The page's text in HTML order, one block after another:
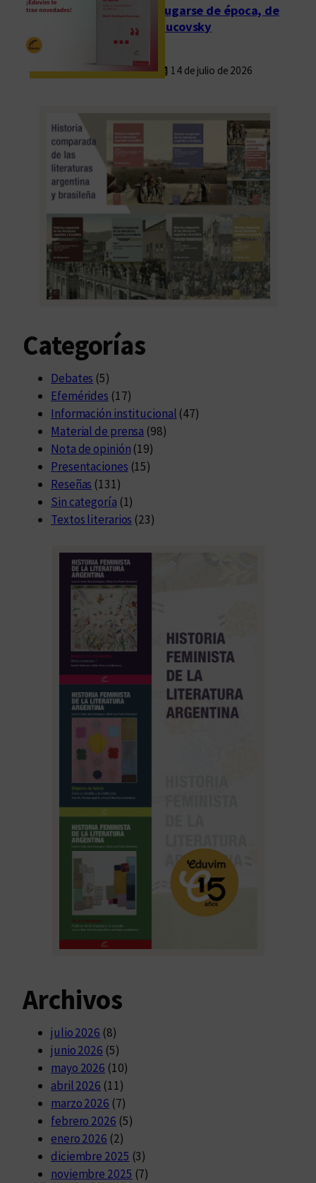
Fugarse de época, de
Rucovsky
14 de julio de 2026
Categorías
Debates (5)
Efemérides (17)
Información institucional (47)
Material de prensa (98)
Nota de opinión (19)
Presentaciones (15)
Reseñas (131)
Sin categoría (1)
Textos literarios (23)
Archivos
julio 2026 (8)
junio 2026 (5)
mayo 2026 (10)
abril 2026 (11)
marzo 2026 (7)
febrero 2026 (5)
enero 2026 (2)
diciembre 2025 (3)
noviembre 2025 (7)